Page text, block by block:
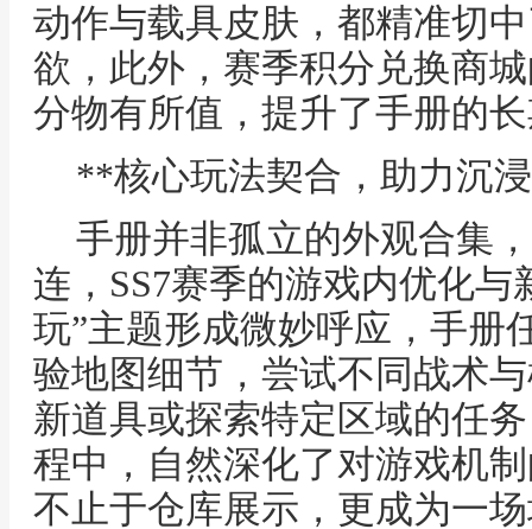
动作与载具皮肤，都精准切
欲，此外，赛季积分兑换商
分物有所值，提升了手册的
**核心玩法契合，助力沉
手册并非孤立的外观合集
连，SS7赛季的游戏内优化与
玩”主题形成微妙呼应，手册
验地图细节，尝试不同战术
新道具或探索特定区域的任
程中，自然深化了对游戏机
不止于仓库展示，更成为一